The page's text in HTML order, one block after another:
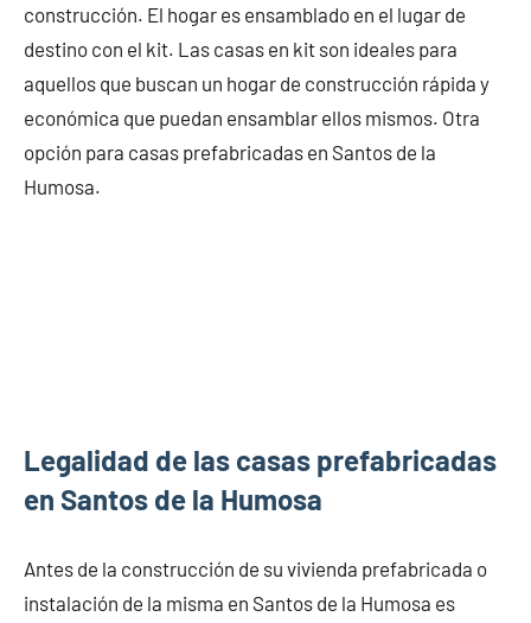
construcción. El hogar es ensamblado en el lugar de
destino con el kit. Las casas en kit son ideales para
aquellos que buscan un hogar de construcción rápida y
económica que puedan ensamblar ellos mismos. Otra
opción para casas prefabricadas en Santos de la
Humosa.
Legalidad de las casas prefabricadas
en Santos de la Humosa
Antes de la construcción de su vivienda prefabricada o
instalación de la misma en Santos de la Humosa es